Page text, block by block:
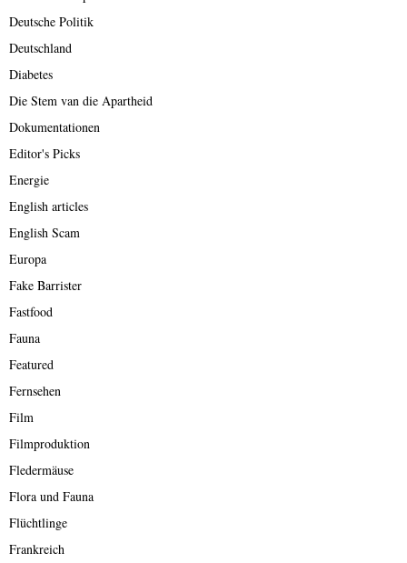
Deutsche Politik
Deutschland
Diabetes
Die Stem van die Apartheid
Dokumentationen
Editor's Picks
Energie
English articles
English Scam
Europa
Fake Barrister
Fastfood
Fauna
Featured
Fernsehen
Film
Filmproduktion
Fledermäuse
Flora und Fauna
Flüchtlinge
Frankreich